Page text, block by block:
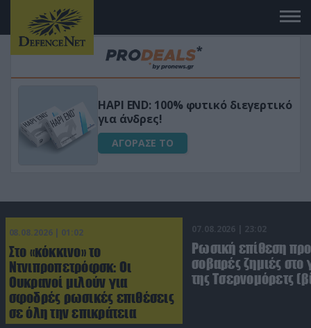
Μεταμόρφωσε τον κήπο σου με το
Ultra Box Μίνι Αλυσοπρίονο με
μπαταρία λιθίου
ΑΓΟΡΑΣΕ ΤΟ
08.08.2026 | 01:02
Στο «κόκκινο» το
Ντνιπροπετρόφσκ: Οι
Ουκρανοί μιλούν για
σφοδρές ρωσικές επιθέσεις
σε όλη την επικράτεια
07.08.2026 | 23:02
Ρωσική επίθεση
σοβαρές ζημιές στο
της Τσερνομόρετς